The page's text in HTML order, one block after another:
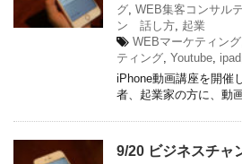
グ, WEB集客コンサル
ン 話し方, 起業
WEBマーケティング
ティング, Youtube, ipad
iPhone動画講座を開催
者、起業家の方に、動
9/20 ビジネスチ